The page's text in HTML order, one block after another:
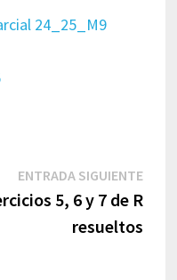
24_25_M9
ENTRADA SIGUIENTE
5, 6 y 7 de R
resueltos